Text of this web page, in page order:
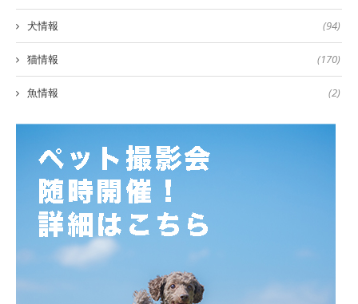
犬情報 (94)
猫情報 (170)
魚情報 (2)